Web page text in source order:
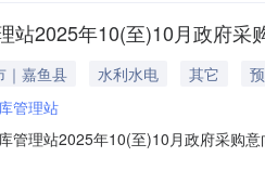
站2025年10(至)10月政府采
｜嘉鱼县 水利水电 其它
管理站
管理站2025年10(至)10月政府采购
调水工程项目采购内容:引水河渠工